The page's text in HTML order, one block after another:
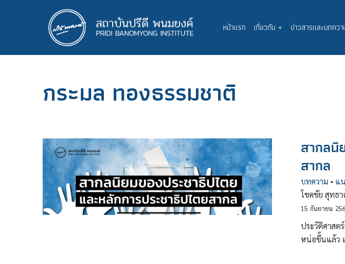
Main
navigation
หน้าแรก เกี่ยวกับ + ข่าวสารและบทควา
กระมล ทองธรรมชาติ
สากลนิ
สากล
บทความ • แ
โชคชัย สุทธา
15 กันยายน
ประวัติศาสต
หน่อขึ้นแล้ว